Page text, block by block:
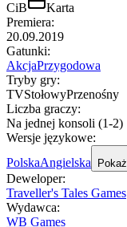
CiB
Karta
Premiera:
20.09.2019
Gatunki:
AkcjaPrzygodowa
Tryby gry:
TVStołowyPrzenośny
Liczba graczy:
Na jednej konsoli (1-2)
Wersje językowe:
PolskaAngielska Pokaż
Deweloper:
Traveller's Tales Games
Wydawca:
WB Games